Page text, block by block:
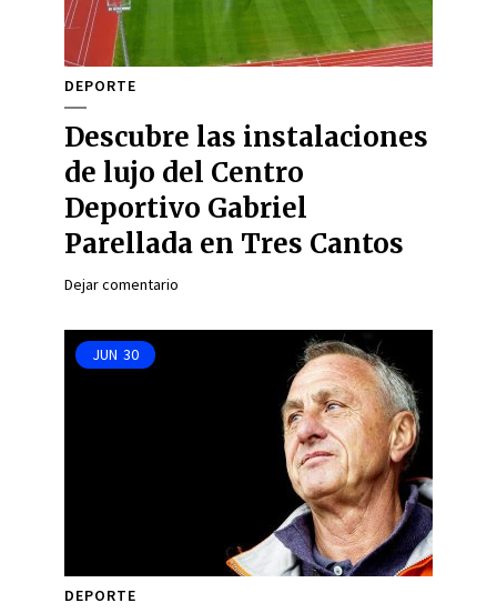
DEPORTE
Descubre las instalaciones
de lujo del Centro
Deportivo Gabriel
Parellada en Tres Cantos
Dejar comentario
JUN 30
DEPORTE